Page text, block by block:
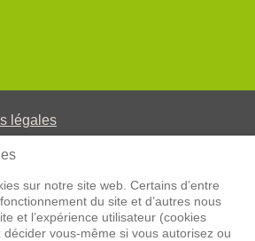
légales
sur notre site web. Certains d’entre
du site et d’autres nous
et l’expérience utilisateur (cookies
vous-même si vous autorisez ou